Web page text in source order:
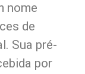
nome
de
Sua pré-
por